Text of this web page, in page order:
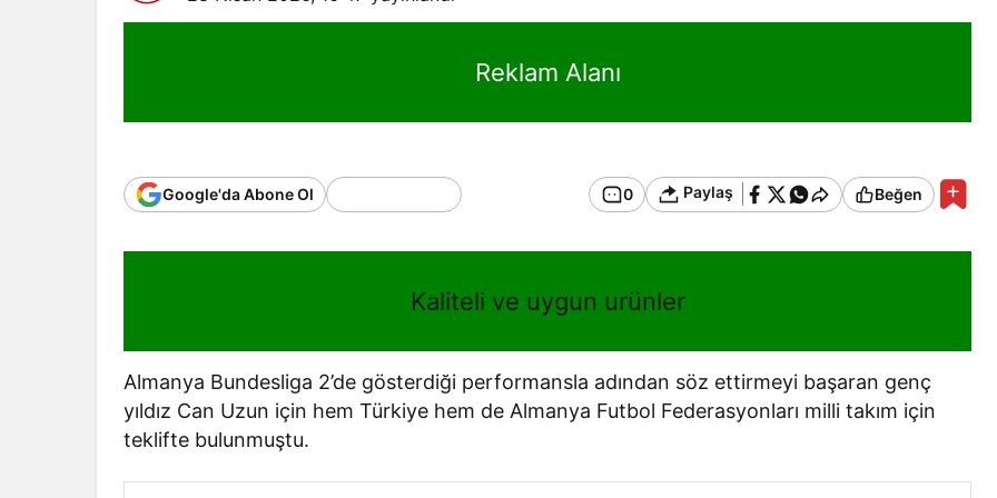
Reklam Alanı
Google'da Abone Ol 0 Paylaş Beğen
Kaliteli ve uygun urünler
Almanya Bundesliga 2’de gösterdiği performansla adından söz ettirmeyi başaran genç
yıldız Can Uzun için hem Türkiye hem de Almanya Futbol Federasyonları milli takım için
teklifte bulunmuştu.